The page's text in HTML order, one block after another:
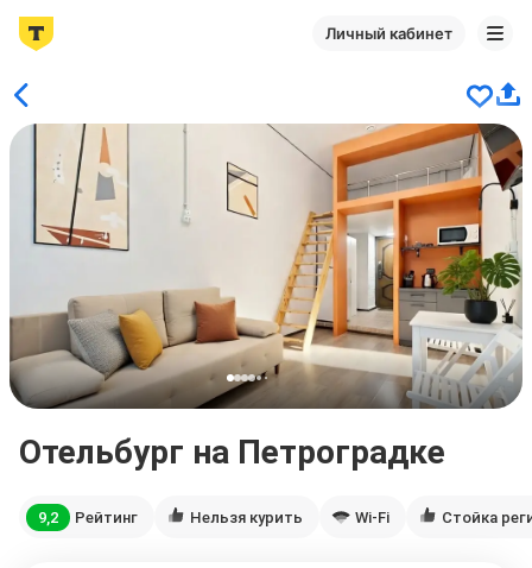
Личный кабинет
Отельбург на Петроградке
9,2 Рейтинг Нельзя курить Wi-Fi Стойка